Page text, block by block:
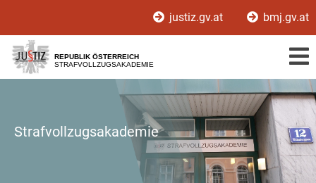
[1]
[2]
[3]
justiz.gv.at bmj.gv.at
REPUBLIK ÖSTERREICH
STRAFVOLLZUGSAKADEMIE
Strafvollzugsakademie